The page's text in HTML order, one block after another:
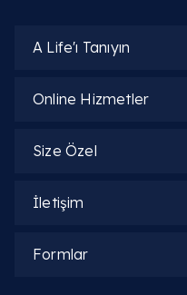
A Life'ı Tanıyın
Online Hizmetler
Size Özel
İletişim
Formlar